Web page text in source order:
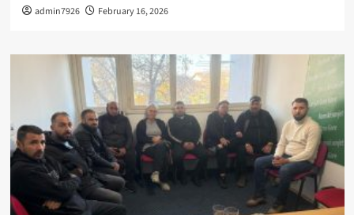
admin7926 February 16, 2026